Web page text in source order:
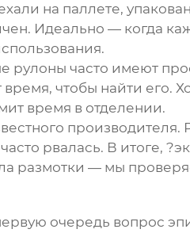
на паллете,
Идеально — когда
часто имеют
время, чтобы найти
время в отделении.
производителя.
рвалась. В итоге,
размотки — мы
очередь вопрос